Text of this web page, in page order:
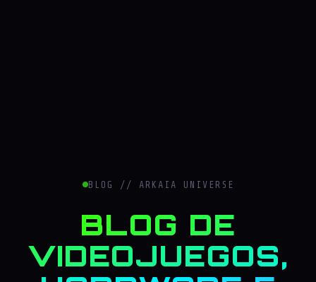
BLOG // ARKAIA UNIVERSE
BLOG DE
VIDEOJUEGOS,